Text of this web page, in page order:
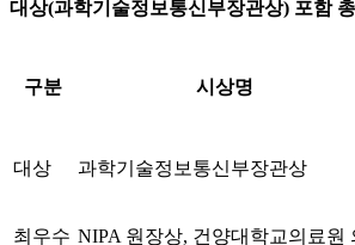
대상(과학기술정보통신부장관상) 포함
구분 시상명
대상 과학기술정보통신부장관상
최우수 NIPA 원장상, 건양대학교의료원